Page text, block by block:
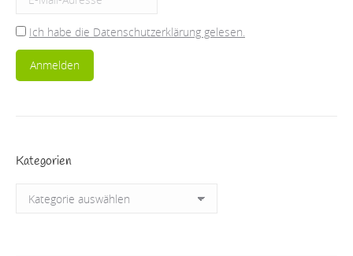
Ich habe die Datenschutzerklärung gelesen.
Kategorien
Kategorien